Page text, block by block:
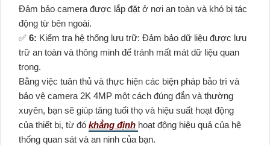
Đảm bảo camera được lắp đặt ở nơi an toàn và khó bị tác
động từ bên ngoài.
️✅ 6: Kiểm tra hệ thống lưu trữ: Đảm bảo dữ liệu được lưu
trữ an toàn và thông minh để tránh mất mát dữ liệu quan
trọng.
Bằng việc tuân thủ và thực hiện các biện pháp bảo trì và
bảo vệ camera 2K 4MP một cách đúng đắn và thường
xuyên, bạn sẽ giúp tăng tuổi thọ và hiệu suất hoạt động
của thiết bị, từ đó khẳng định hoạt động hiệu quả của hệ
thống quan sát và an ninh của bạn.